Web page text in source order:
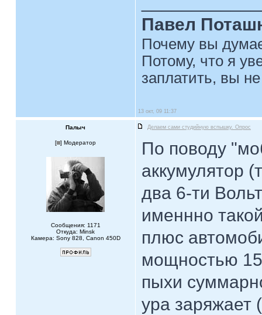
Павел
Почему вы
Потому, что я
заплатить, вы
13 окт, 09 11:37
Палыч Делаем сами студийную вспышку. Опрос
[ ] Модератор
Сообщения: 1171
Откуда: Minsk
Камера: Sony 828, Canon 450D
По поводу
аккумулятор
два 6-ти
именнно
плюс
мощностью
пыхи
ура